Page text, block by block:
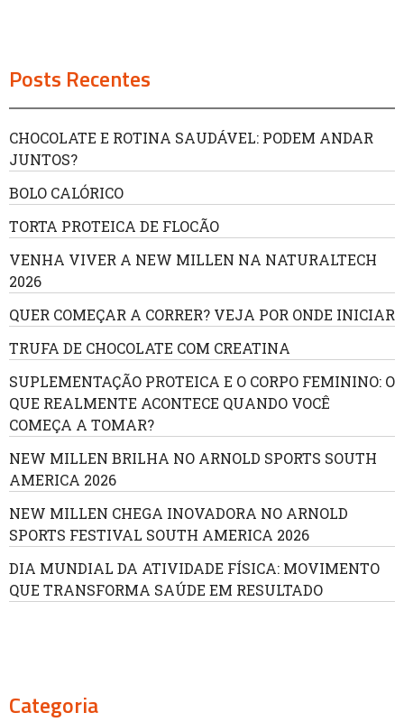
Posts Recentes
CHOCOLATE E ROTINA SAUDÁVEL: PODEM ANDAR
JUNTOS?
BOLO CALÓRICO
TORTA PROTEICA DE FLOCÃO
VENHA VIVER A NEW MILLEN NA NATURALTECH
2026
QUER COMEÇAR A CORRER? VEJA POR ONDE INICIAR
TRUFA DE CHOCOLATE COM CREATINA
SUPLEMENTAÇÃO PROTEICA E O CORPO FEMININO: O
QUE REALMENTE ACONTECE QUANDO VOCÊ
COMEÇA A TOMAR?
NEW MILLEN BRILHA NO ARNOLD SPORTS SOUTH
AMERICA 2026
NEW MILLEN CHEGA INOVADORA NO ARNOLD
SPORTS FESTIVAL SOUTH AMERICA 2026
DIA MUNDIAL DA ATIVIDADE FÍSICA: MOVIMENTO
QUE TRANSFORMA SAÚDE EM RESULTADO
Categoria